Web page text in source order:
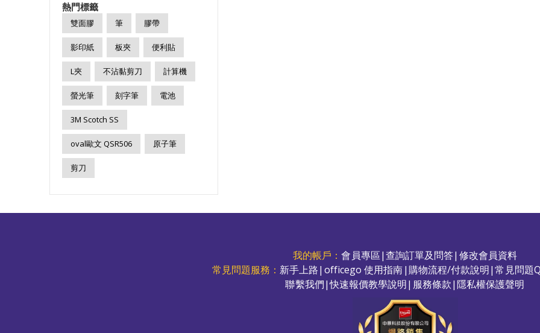
熱門標籤
雙面膠 筆 膠帶
影印紙 板夾 便利貼
L夾 不沾黏剪刀 計算機
螢光筆 刻字筆 電池
3M Scotch SS
oval歐文 QSR506 原子筆
剪刀
我的帳戶：會員專區|查詢訂單及問答| 修改會員資料
常見問題服務： 新手上路| officego 使用指南|購物流程/付款說明|常見問題
聯繫我們|快速報價教學說明| 服務條款|隱私權保護聲明